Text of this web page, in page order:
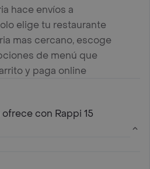
hace envíos a
elige tu restaurante
mas cercano, escoge
de menú que
y paga online
con Rappi 15